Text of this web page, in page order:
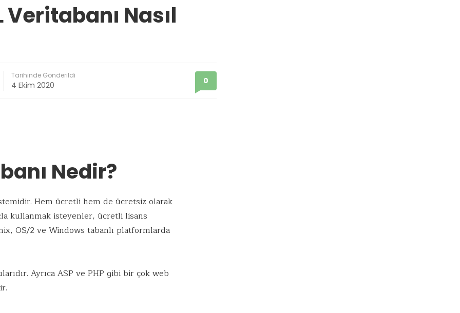
Veritabanı Nasıl
Tarihinde Gönderildi
4 Ekim 2020 0
Nedir?
Hem ücretli hem de ücretsiz olarak
kullanmak isteyenler, ücretli lisans
OS/2 ve Windows tabanlı platformlarda
Ayrıca ASP ve PHP gibi bir çok web